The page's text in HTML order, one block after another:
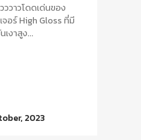
ววาวโดดเด่นของ
จอร์ High Gloss ที่มี
เงาสูง...
2023